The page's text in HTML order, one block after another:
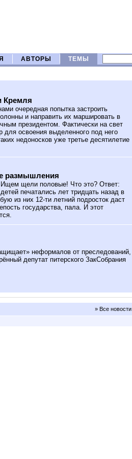
АВТОРЫ ТЕМЫ
Кремля
очередная попытка застроить
и направить их маршировать в
президентом. Фактически на свет
освоения выделенного под него
недоносков уже третье десятилетие
размышления
щели половые! Что это? Ответ:
печатались лет тридцать назад в
из них 12-ти летний подросток даст
государства, пала. И этот
неформалов от преследований,
депутат питерского ЗакСобрания
» Все новости